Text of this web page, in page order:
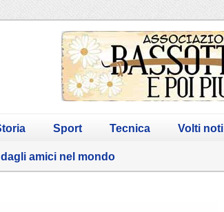
Sport Tecnica Volti noti
dagli amici nel mondo